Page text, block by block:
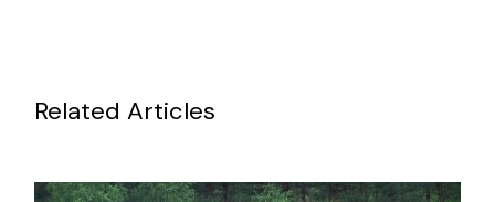
Related Articles